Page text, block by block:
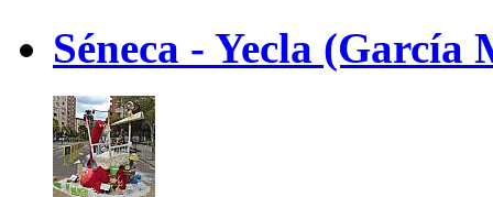
Séneca - Yecla